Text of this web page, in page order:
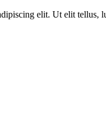
elit. Ut elit tellus,